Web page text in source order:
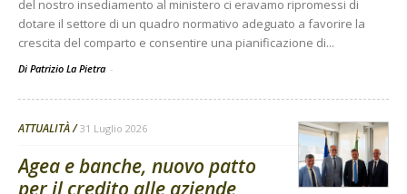
del nostro insediamento al ministero ci eravamo ripromessi di
dotare il settore di un quadro normativo adeguato a favorire la
crescita del comparto e consentire una pianificazione di...
Di Patrizio La Pietra -
ATTUALITÀ 31 Luglio 2026
Agea e banche, nuovo patto
per il credito alle aziende